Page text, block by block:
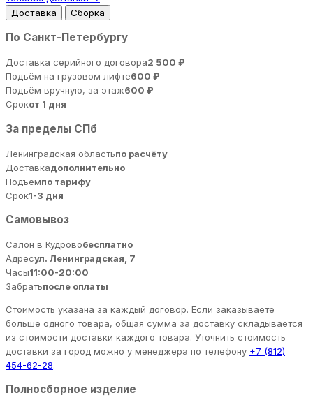
Доставка
Сборка
По Санкт-Петербургу
Доставка серийного договора2 500 ₽
Подъём на грузовом лифте600 ₽
Подъём вручную, за этаж600 ₽
Срокот 1 дня
За пределы СПб
Ленинградская областьпо расчёту
Доставкадополнительно
Подъёмпо тарифу
Срок1-3 дня
Самовывоз
Салон в Кудровобесплатно
Адресул. Ленинградская, 7
Часы11:00-20:00
Забратьпосле оплаты
Стоимость указана за каждый договор. Если заказываете
больше одного товара, общая сумма за доставку складывается
из стоимости доставки каждого товара. Уточнить стоимость
доставки за город можно у менеджера по телефону +7 (812)
454-62-28.
Полносборное изделие